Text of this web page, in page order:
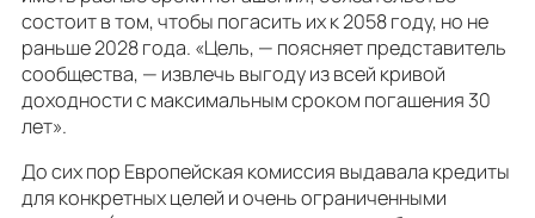
состоит в том, чтобы погасить их к 2058 году, но не
раньше 2028 года. «Цель, — поясняет представитель
сообщества, — извлечь выгоду из всей кривой
доходности с максимальным сроком погашения 30
лет».
До сих пор Европейская комиссия выдавала кредиты
для конкретных целей и очень ограниченными